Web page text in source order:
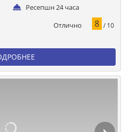
Ресепшн 24 часа
Отлично 8 / 10